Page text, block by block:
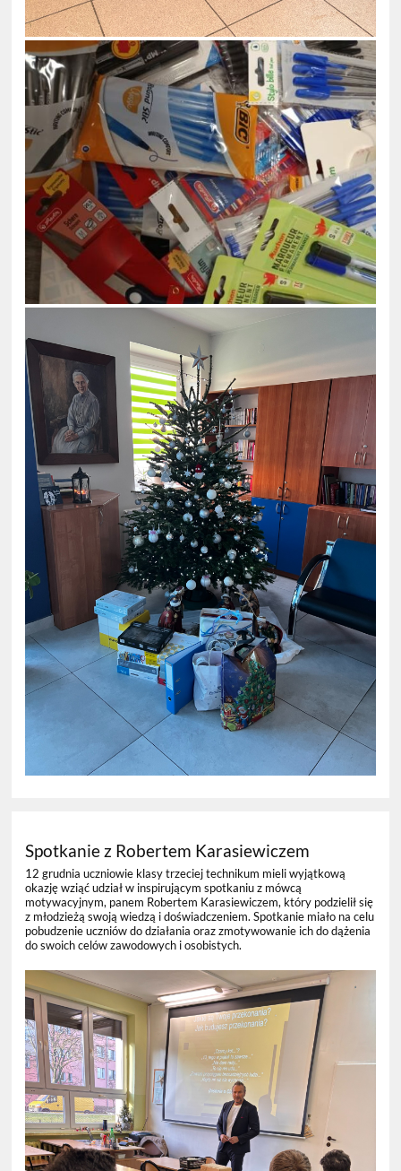
Spotkanie z Robertem Karasiewiczem
12 grudnia uczniowie klasy trzeciej technikum mieli wyjątkową
okazję wziąć udział w inspirującym spotkaniu z mówcą
motywacyjnym, panem Robertem Karasiewiczem, który podzielił się
z młodzieżą swoją wiedzą i doświadczeniem. Spotkanie miało na celu
pobudzenie uczniów do działania oraz zmotywowanie ich do dążenia
do swoich celów zawodowych i osobistych.